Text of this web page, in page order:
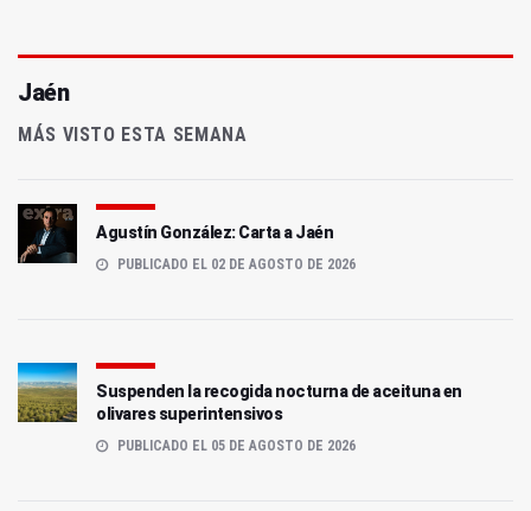
Jaén
MÁS VISTO ESTA SEMANA
Agustín González: Carta a Jaén
PUBLICADO EL 02 DE AGOSTO DE 2026
Suspenden la recogida nocturna de aceituna en
olivares superintensivos
PUBLICADO EL 05 DE AGOSTO DE 2026